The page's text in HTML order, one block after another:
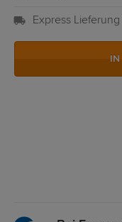
Express Lieferung